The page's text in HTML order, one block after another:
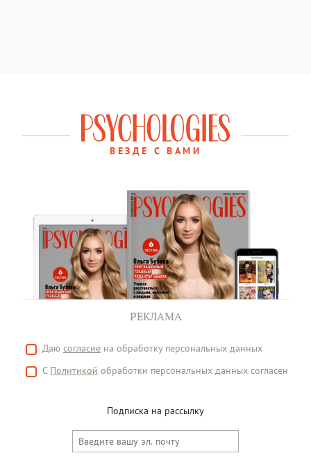
ВЕЗДЕ С ВАМИ
РЕКЛАМА
Даю согласие на обработку персональных данных
С Политикой обработки персональных данных согласен
Подписка на рассылку